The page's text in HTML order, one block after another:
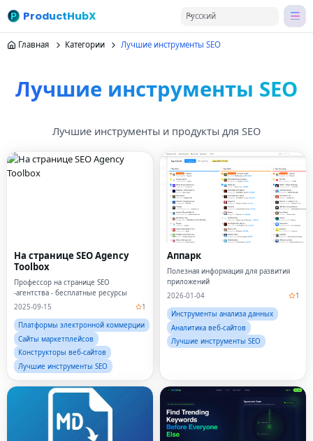
ProductHubX Русский
Главная Категории Лучшие инструменты SEO
Лучшие инструменты SEO
Лучшие инструменты и продукты для SEO
На странице SEO Agency
Toolbox
Профессор на странице SEO
-агентства - бесплатные ресурсы
2025-09-15
1
Платформы электронной коммерции
Сайты маркетплейсов
Конструкторы веб-сайтов
Лучшие инструменты SEO
Аппарк
Полезная информация для развития
приложений
2026-01-04
1
Инструменты анализа данных
Аналитика веб-сайтов
Лучшие инструменты SEO